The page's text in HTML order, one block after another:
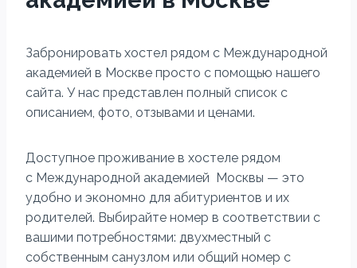
Забронировать хостел рядом с Международной
академией в Москве просто с помощью нашего
сайта. У нас представлен полный список с
описанием, фото, отзывами и ценами.
Доступное проживание в хостеле рядом
с Международной академией Москвы — это
удобно и экономно для абитуриентов и их
родителей. Выбирайте номер в соответствии с
вашими потребностями: двухместный с
собственным санузлом или общий номер с